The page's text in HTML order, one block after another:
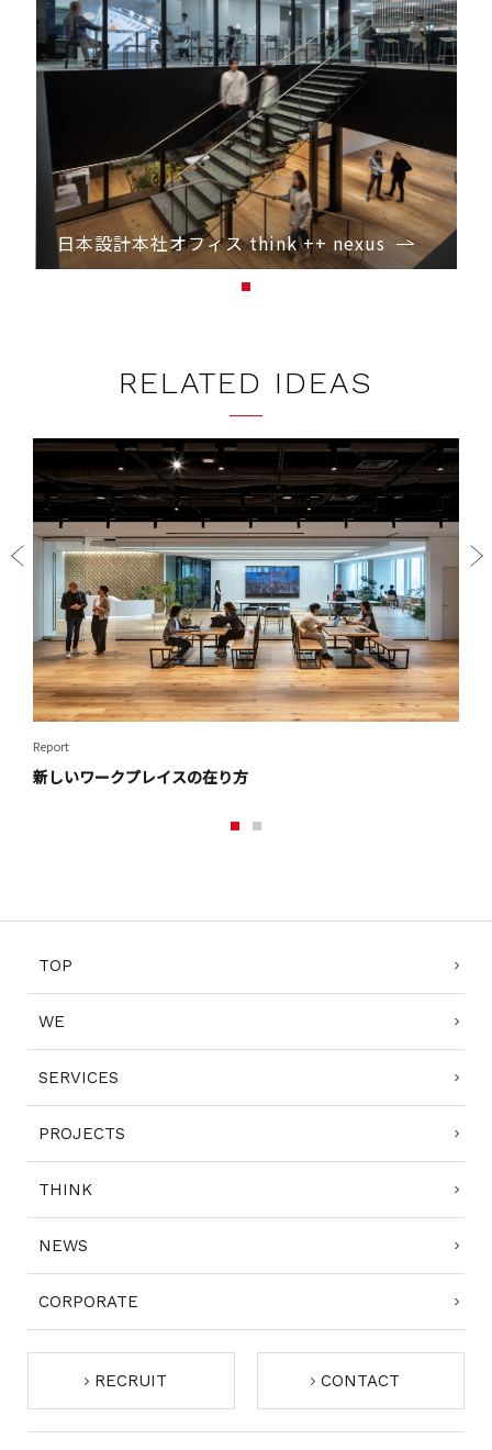
日本設計本社オフィス think ++ nexus
RELATED IDEAS
Report
新しいワークプレイスの在り方
TOP
WE
SERVICES
PROJECTS
THINK
NEWS
CORPORATE
RECRUIT CONTACT